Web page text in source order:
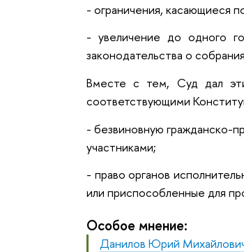
- ограничения, касающиеся
- увеличение до одного
законодательства о
Вместе с тем, Суд дал
соответствующими
- безвиновную гражданско-
участниками;
- право органов
или приспособленные для
Особое мнение:
Данилов Юрий